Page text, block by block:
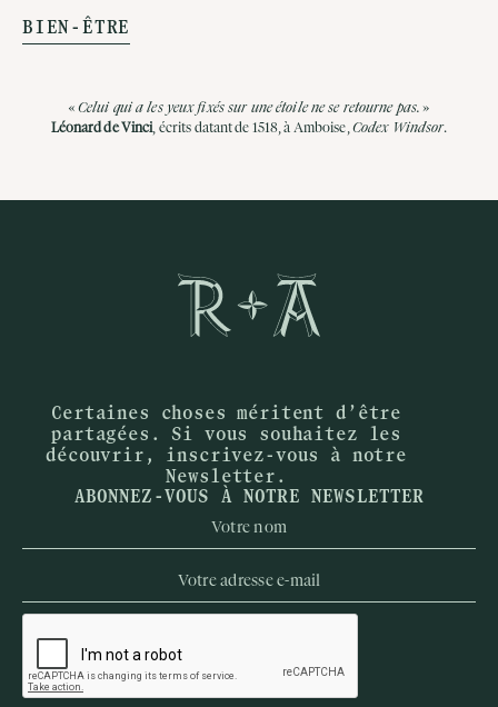
BIEN-ÊTRE
«Celui qui a les yeux fixés sur une étoile ne se retourne pas.»
Léonard de Vinci, écrits datant de 1518, à Amboise,Codex Windsor.
Certaines choses méritent d’être
partagées. Si vous souhaitez les
découvrir, inscrivez-vous à notre
Newsletter.
ABONNEZ-VOUS À NOTRE NEWSLETTER